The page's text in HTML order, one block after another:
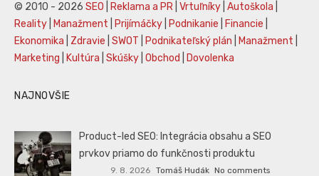
© 2010 - 2026 SEO Reklama a PR Vrtuľníky Autoškola
Reality
Manažment Prijímáčky Podnikanie Financie
Ekonomika
Zdravie SWOT Podnikateľský plán Manažment
Marketing
Kultúra Skúšky Obchod Dovolenka
NAJNOVŠIE
Product-led SEO: Integrácia obsahu a SEO
prvkov priamo do funkčnosti produktu
9. 8. 2026 Tomáš Hudák No comments